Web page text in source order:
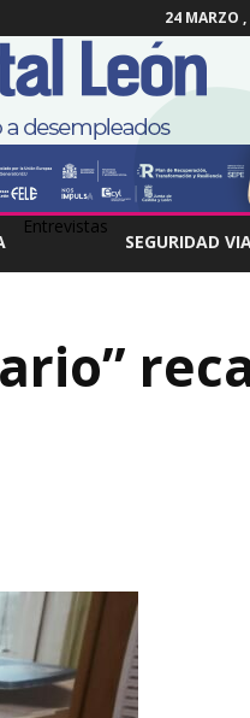
24 MARZO
Entrevistas
SEGURIDAD